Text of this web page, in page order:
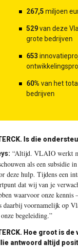
267,5 miljoen
529van deze
grote bedrijven
653
60% van het
bedrijven
Is die
“Altijd. VLAIO werkt
als een subsidie
deze hulp. Tijdens een
dat wij van je
waarvoor onze
daarbij voornamelijk op
begeleiding.”
Hoe groot is
antwoord altijd